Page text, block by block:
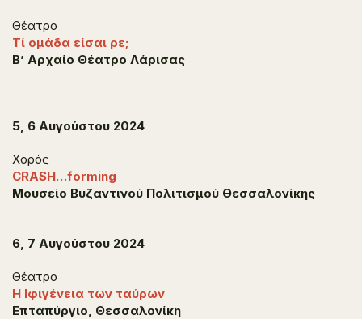
Θέατρο
Τί ομάδα είσαι ρε;
Β’ Αρχαίο Θέατρο Λάρισας
5, 6 Αυγούστου 2024
Χορός
CRASH…forming
Μουσείο Βυζαντινού Πολιτισμού Θεσσαλονίκης
6, 7 Αυγούστου 2024
Θέατρο
Η Ιφιγένεια των ταύρων
Επταπύργιο, Θεσσαλονίκη